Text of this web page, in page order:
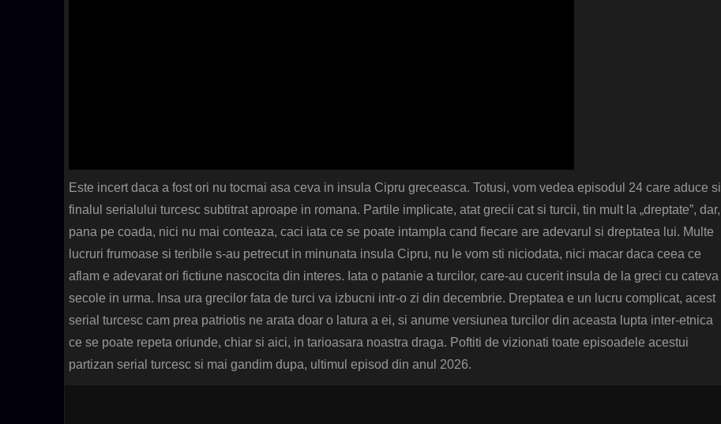
Este incert daca a fost ori nu tocmai asa ceva in insula Cipru greceasca. Totusi, vom vedea episodul 24 care aduce si
finalul serialului turcesc subtitrat aproape in romana. Partile implicate, atat grecii cat si turcii, tin mult la „dreptate”, dar,
pana pe coada, nici nu mai conteaza, caci iata ce se poate intampla cand fiecare are adevarul si dreptatea lui. Multe
lucruri frumoase si teribile s-au petrecut in minunata insula Cipru, nu le vom sti niciodata, nici macar daca ceea ce
aflam e adevarat ori fictiune nascocita din interes. Iata o patanie a turcilor, care-au cucerit insula de la greci cu cateva
secole in urma. Insa ura grecilor fata de turci va izbucni intr-o zi din decembrie. Dreptatea e un lucru complicat, acest
serial turcesc cam prea patriotis ne arata doar o latura a ei, si anume versiunea turcilor din aceasta lupta inter-etnica
ce se poate repeta oriunde, chiar si aici, in tarioasara noastra draga. Poftiti de vizionati toate episoadele acestui
partizan serial turcesc si mai gandim dupa, ultimul episod din anul 2026.